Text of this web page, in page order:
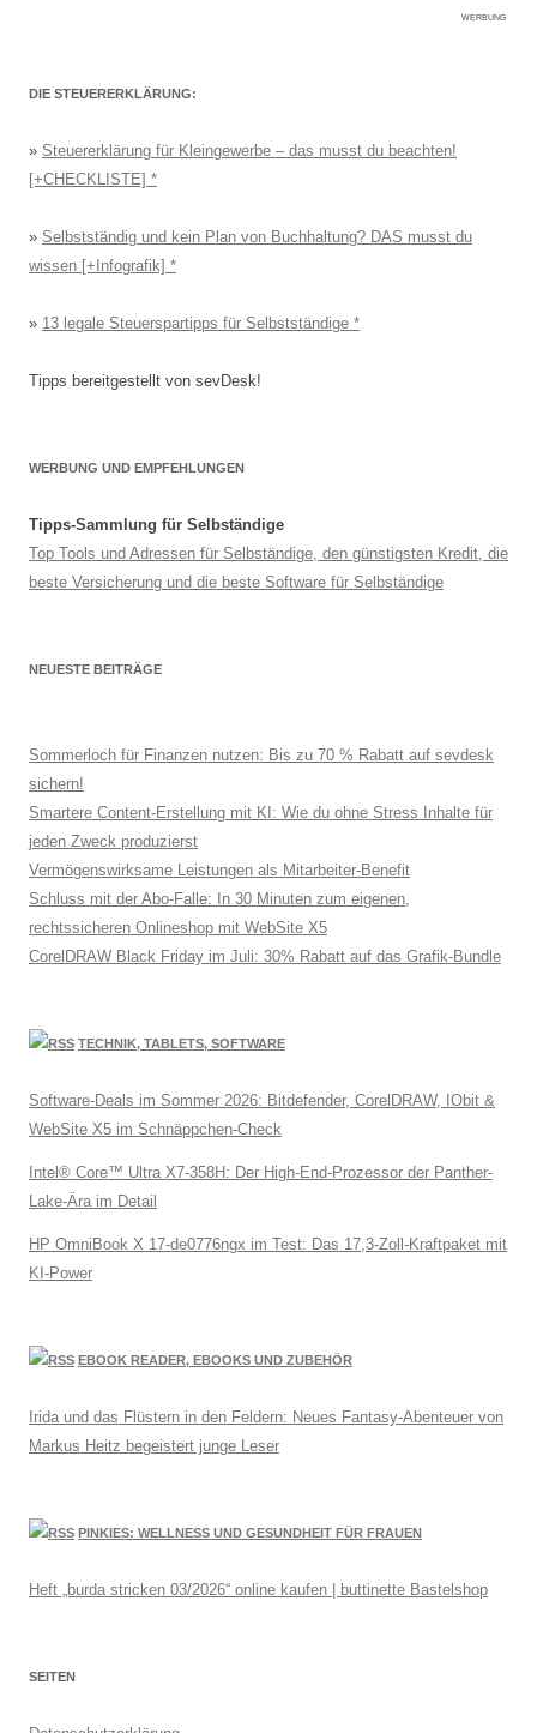
WERBUNG
DIE STEUERERKLÄRUNG:
» Steuererklärung für Kleingewerbe – das musst du beachten!
[+CHECKLISTE]
» Selbstständig und kein Plan von Buchhaltung? DAS musst du
wissen [+Infografik]
» 13 legale Steuerspartipps für Selbstständige
Tipps bereitgestellt von sevDesk!
WERBUNG UND EMPFEHLUNGEN
Tipps-Sammlung für Selbständige
Top Tools und Adressen für Selbständige, den günstigsten Kredit, die
beste Versicherung und die beste Software für Selbständige
NEUESTE BEITRÄGE
Sommerloch für Finanzen nutzen: Bis zu 70 % Rabatt auf sevdesk
sichern!
Smartere Content-Erstellung mit KI: Wie du ohne Stress Inhalte für
jeden Zweck produzierst
Vermögenswirksame Leistungen als Mitarbeiter-Benefit
Schluss mit der Abo-Falle: In 30 Minuten zum eigenen,
rechtssicheren Onlineshop mit WebSite X5
CorelDRAW Black Friday im Juli: 30% Rabatt auf das Grafik-Bundle
TECHNIK, TABLETS, SOFTWARE
Software-Deals im Sommer 2026: Bitdefender, CorelDRAW, IObit &
WebSite X5 im Schnäppchen-Check
Intel® Core™ Ultra X7-358H: Der High-End-Prozessor der Panther-
Lake-Ära im Detail
HP OmniBook X 17-de0776ngx im Test: Das 17,3-Zoll-Kraftpaket mit
KI-Power
EBOOK READER, EBOOKS UND ZUBEHÖR
Irida und das Flüstern in den Feldern: Neues Fantasy-Abenteuer von
Markus Heitz begeistert junge Leser
PINKIES: WELLNESS UND GESUNDHEIT FÜR FRAUEN
Heft „burda stricken 03/2026“ online kaufen | buttinette Bastelshop
SEITEN